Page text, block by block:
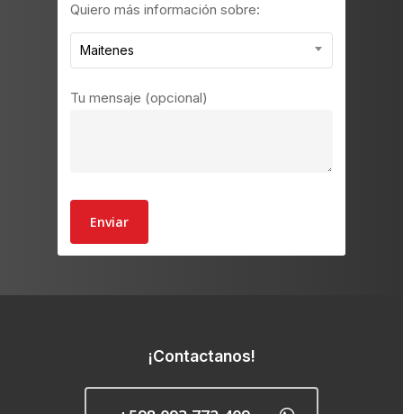
Quiero más información sobre:
Maitenes
Tu mensaje (opcional)
¡Contactanos!